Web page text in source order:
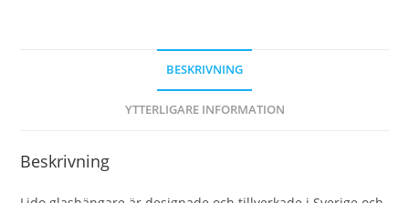
BESKRIVNING
YTTERLIGARE INFORMATION
Beskrivning